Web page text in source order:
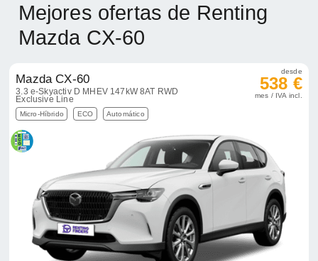
Mejores ofertas de Renting
Mazda CX-60
Mazda CX-60
3.3 e-Skyactiv D MHEV 147kW 8AT RWD
Exclusive Line
Micro-Híbrido ECO Automático
desde
538 €
mes / IVA incl.